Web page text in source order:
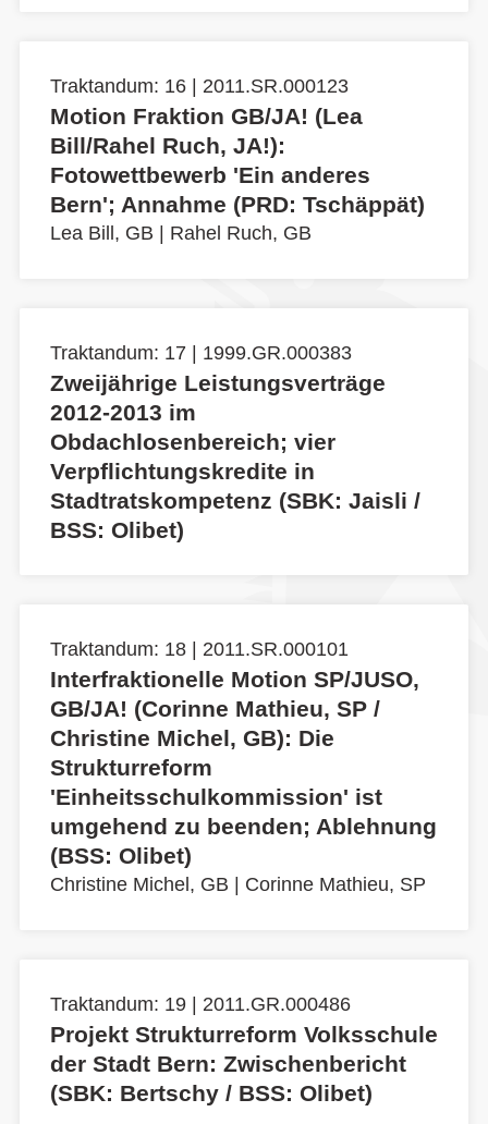
Traktandum: 16 | 2011.SR.000123
Motion Fraktion GB/JA! (Lea
Bill/Rahel Ruch, JA!):
Fotowettbewerb 'Ein anderes
Bern'; Annahme (PRD: Tschäppät)
Lea Bill, GB Rahel Ruch, GB
Traktandum: 17 | 1999.GR.000383
Zweijährige Leistungsverträge
2012-2013 im
Obdachlosenbereich; vier
Verpflichtungskredite in
Stadtratskompetenz (SBK: Jaisli /
BSS: Olibet)
Traktandum: 18 | 2011.SR.000101
Interfraktionelle Motion SP/JUSO,
GB/JA! (Corinne Mathieu, SP /
Christine Michel, GB): Die
Strukturreform
'Einheitsschulkommission' ist
umgehend zu beenden; Ablehnung
(BSS: Olibet)
Christine Michel, GB Corinne Mathieu, SP
Traktandum: 19 | 2011.GR.000486
Projekt Strukturreform Volksschule
der Stadt Bern: Zwischenbericht
(SBK: Bertschy / BSS: Olibet)